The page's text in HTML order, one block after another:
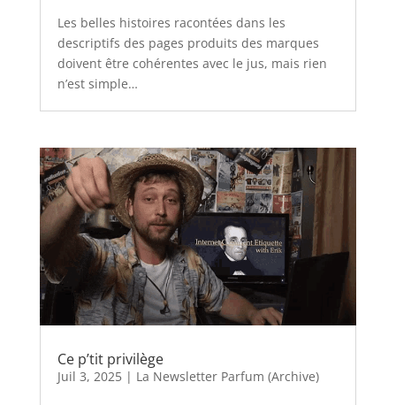
Les belles histoires racontées dans les
descriptifs des pages produits des marques
doivent être cohérentes avec le jus, mais rien
n’est simple…
Ce p’tit privilège
Juil 3, 2025| La Newsletter Parfum (Archive)